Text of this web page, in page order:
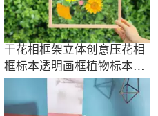
干花相框架立体创意压花相
框标本透明画框植物标本展
示框儿童手工